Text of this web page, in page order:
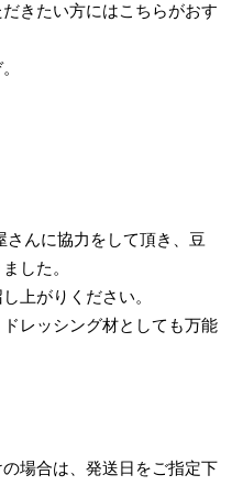
きたい方にはこちらがおす
んに協力をして頂き、豆
した。
上がりください。
レッシング材としても万能
場合は、発送日をご指定下